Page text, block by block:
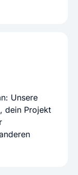
Unsere
dein Projekt